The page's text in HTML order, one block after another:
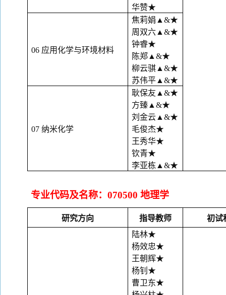
华赞★
06 应用化学与环境材料
焦莉娟 ▲&★
周双六 ▲&★
钟睿★
陈郑 ▲&★
柳云骐 ▲&★
苏伟平 ▲&★
07 纳米化学
耿保友 ▲&★
方臻 ▲&★
刘金云 ▲&★
毛俊杰★
王秀华★
钦青★
李亚栋 ▲&★
专业代码及名称： 070500 地理学
研究方向 指导教师 初试
陆林★
杨效忠★
王朝辉★
杨钊 ★
曹卫东★